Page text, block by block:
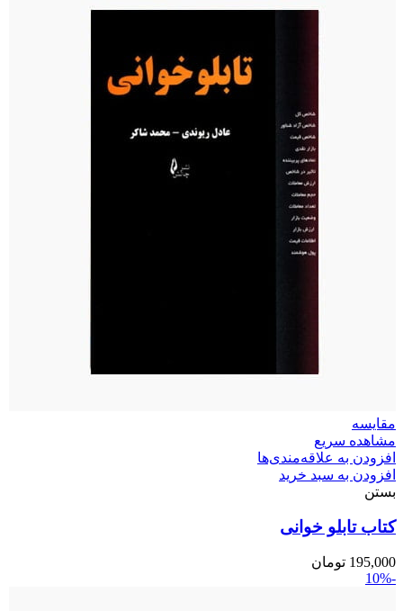
مقایسه
مشاهده سریع
افزودن به علاقه‌مندی‌ها
افزودن به سبد خرید
بستن
کتاب تابلو خوانی
195,000 تومان
-10%